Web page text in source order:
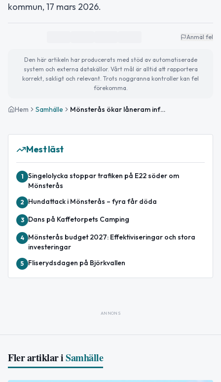
kommun, 17 mars 2026.
Anmäl fel
Den här artikeln har producerats med stöd av automatiserade
system och externa datakällor. Vårt mål är alltid att rapportera
korrekt, sakligt och relevant. Trots noggranna kontroller kan fel
förekomma.
Hem Samhälle Mönsterås ökar låneram inför investeringar 2026
Mest läst
1
Singelolycka stoppar trafiken på E22 söder om
Mönsterås
2 Hundattack i Mönsterås – fyra får döda
3 Dans på Kaffetorpets Camping
4
Mönsterås budget 2027: Effektiviseringar och stora
investeringar
5 Fliserydsdagen på Björkvallen
ANNONS
Fler artiklar iSamhälle